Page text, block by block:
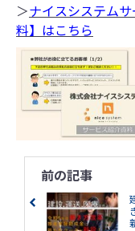
＞ナイスシステム
料】はこちら
前の記事